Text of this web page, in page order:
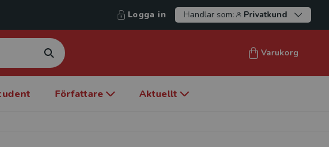
Logga in Handlar som: Privatkund
Varukorg
Författare Aktuellt